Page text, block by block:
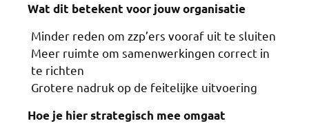
Wat dit betekent voor jouw organisatie
Minder reden om zzp’ers vooraf uit te sluiten
Meer ruimte om samenwerkingen correct in
te richten
Grotere nadruk op de feitelijke uitvoering
Hoe je hier strategisch mee omgaat